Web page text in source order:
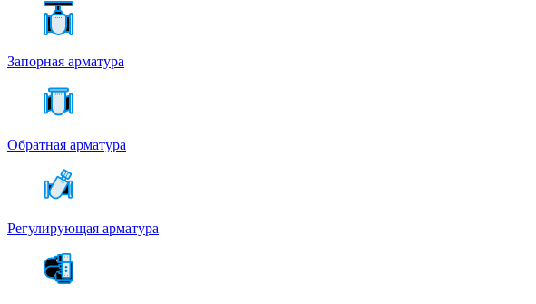
Запорная арматура
Обратная арматура
Регулирующая арматура